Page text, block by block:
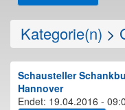
Kategorie(n) >
Schausteller
Hannover
Endet: 19.04.2016 -